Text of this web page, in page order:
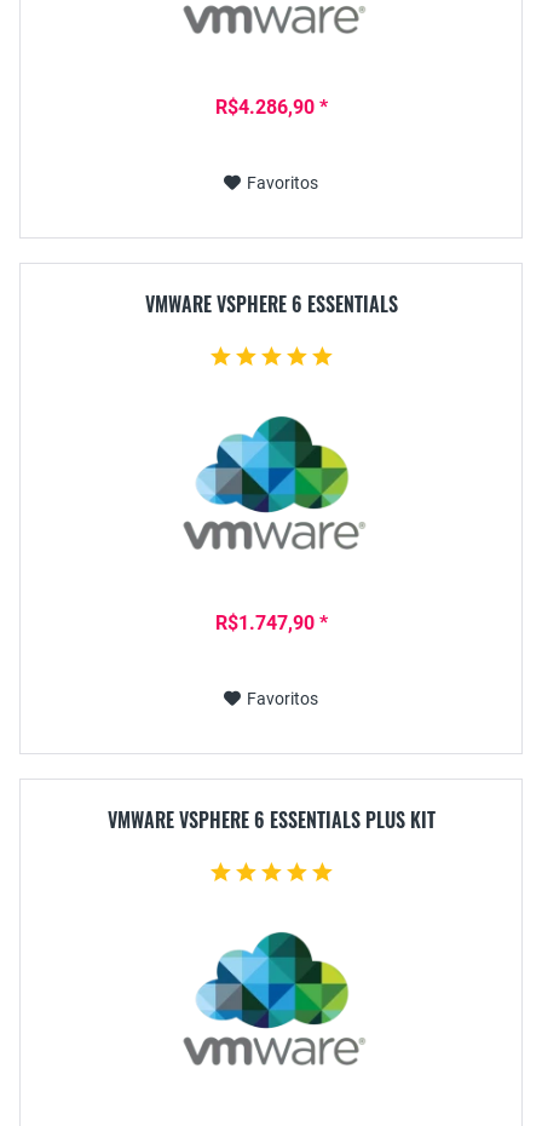
R$4.286,90 *
Favoritos
VMWARE VSPHERE 6 ESSENTIALS
R$1.747,90 *
Favoritos
VMWARE VSPHERE 6 ESSENTIALS PLUS KIT